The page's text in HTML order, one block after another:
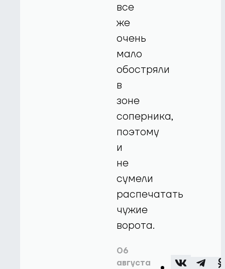
все
же
очень
мало
обостряли
в
зоне
соперника,
поэтому
и
не
сумели
распечатать
чужие
ворота.
06
августа